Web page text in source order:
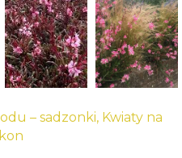
– sadzonki, Kwiaty na